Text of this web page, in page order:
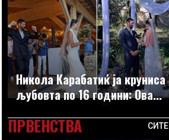
Никола Карабатиќ ја круниса
љубовта по 16 години: Ова...
ПРВЕНСТВА СИТЕ